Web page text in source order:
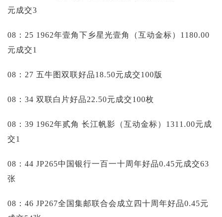
元成交3
08：25 1962年壹角下乡星光壹角（互动金标）1180.00
元成交1
08：27 五牛图双联好品18.50元成交100版
08：34 双联白片好品22.50元成交100枚
08：39 1962年贰角 长江帆影（互动金标）1311.00元成
交1
08：44 JP265中国银行一百一十周年好品0.45元成交63
张
08：46 JP267全国集邮联合会成立四十周年好品0.45元